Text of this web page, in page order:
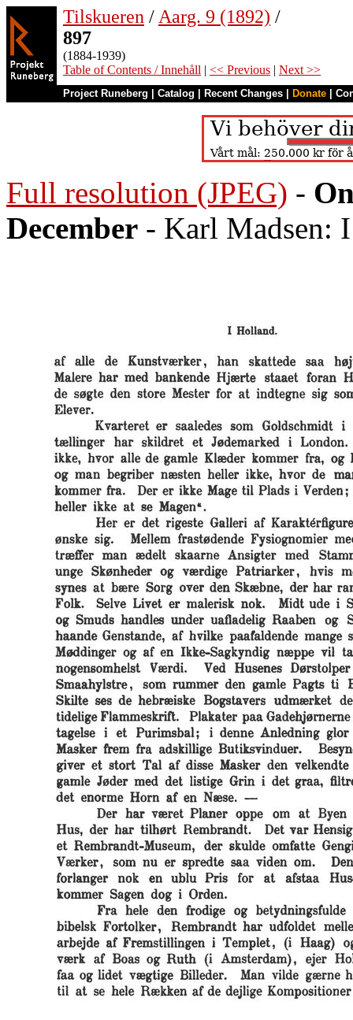
Tilskueren / Aarg. 9 (1892) /
897
(1884-1939)
Table of Contents / Innehåll | << Previous | Next >>
Project Runeberg Catalog Recent Changes Donate
Full resolution (JPEG) -
December - Karl Madsen: